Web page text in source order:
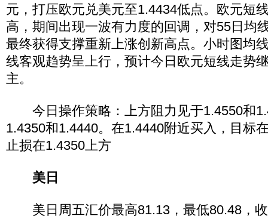
元，打压欧元兑美元至1.4434低点。欧元短
高，期间出现一波有力度的回调，对55日均
最终获得支撑重新上涨创新高点。小时图均
线客观趋势呈上行，预计今日欧元短线走势
主。
今日操作策略：上方阻力见于1.4550和
1.4350和1.4440。在1.4440附近买入，目标
止损在1.4350上方
美日
美日周五汇价最高81.13，最低80.48，收